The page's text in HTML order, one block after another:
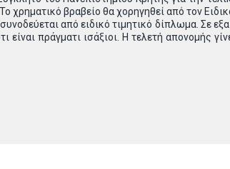
βραβείο θα χορηγηθεί από τον
από ειδικό τιμητικό δίπλωμα. Σε
πράγματι ισάξιοι. Η τελετή απονομής